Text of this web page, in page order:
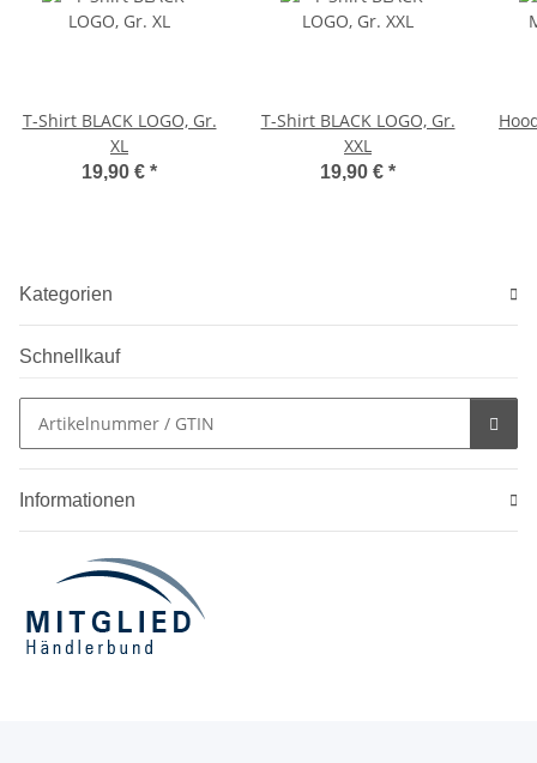
T-Shirt BLACK LOGO, Gr.
XL
19,90 € *
T-Shirt BLACK LOGO, Gr.
XXL
19,90 € *
Kategorien
Schnellkauf
Informationen